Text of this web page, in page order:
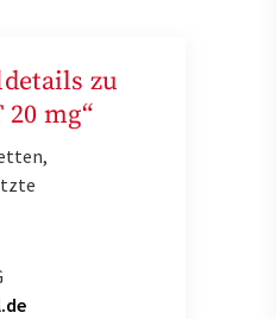
zu
20 mg“